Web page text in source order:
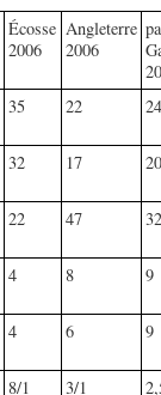
Écosse
2006
Angleterre
2006
35 22 24
32 17 20
22 47 32
4 8 9
4 6 9
8/1 3/1